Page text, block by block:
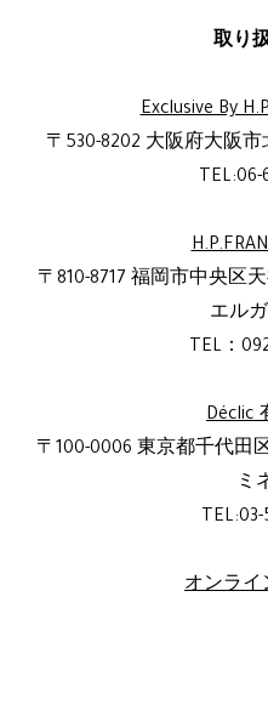
取り
Exclusive By
〒530-8202 大阪府大阪市
TEL:06-
〒810-8717 福岡市中央区
エル
TEL：
Déclic
〒100-0006 東京都千代田
ミ
TEL:03-
オンライ